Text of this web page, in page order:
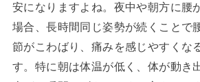
安になりますよね。夜中や朝方に腰
場合、長時間同じ姿勢が続くことで
節がこわばり、痛みを感じやすくな
す。特に朝は体温が低く、体が動き